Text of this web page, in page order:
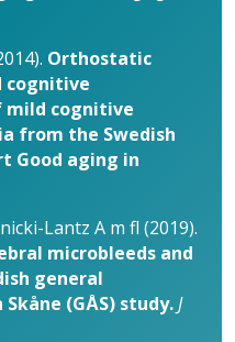
Orthostatic
cognitive
mild cognitive
from the Swedish
Good aging in
Lantz A m fl (2019).
microbleeds and
general
(GÅS) study.J